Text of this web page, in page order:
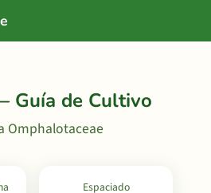
Guía de Cultivo
Omphalotaceae
Espaciado